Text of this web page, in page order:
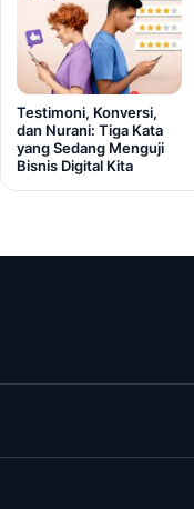
Testimoni, Konversi,
dan Nurani: Tiga Kata
yang Sedang Menguji
Bisnis Digital Kita